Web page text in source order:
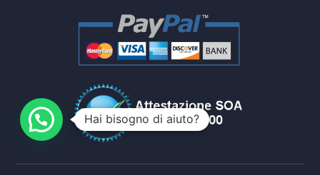
Hai bisogno di aiuto?